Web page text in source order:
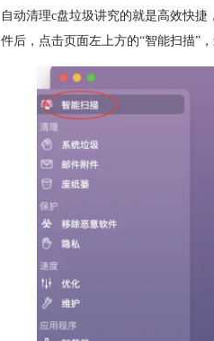
自动清理c盘垃圾讲究的就是高效快
件后，点击页面左上方的“智能扫描”